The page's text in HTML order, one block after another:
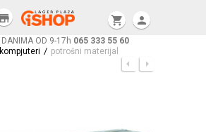
DANIMA OD 9-17h 065 333 55 60
shopping_cart person
store
kompjuteri / potrošni materijal